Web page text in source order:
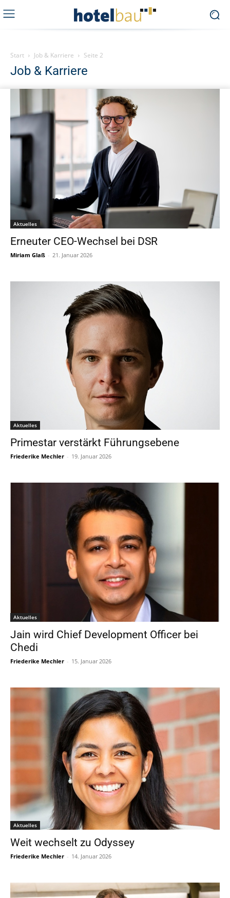
Start Job & Karriere Seite 2
Job & Karriere
Aktuelles
Erneuter CEO-Wechsel bei DSR
Miriam Glaß - 21. Januar 2026
Aktuelles
Primestar verstärkt Führungsebene
Friederike Mechler - 19. Januar 2026
Aktuelles
Jain wird Chief Development Officer bei
Chedi
Friederike Mechler - 15. Januar 2026
Aktuelles
Weit wechselt zu Odyssey
Friederike Mechler - 14. Januar 2026